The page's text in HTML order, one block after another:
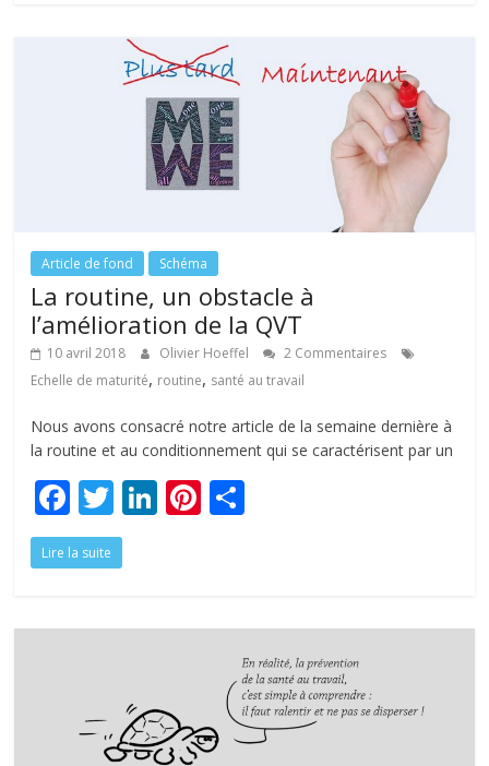
dI
n
st
Article de fond Schéma
La routine, un obstacle à
l’amélioration de la QVT
10 avril 2018 Olivier Hoeffel
2 Commentaires
Echelle de maturité, routine, santé au travail
Nous avons consacré notre article de la semaine dernière à
la routine et au conditionnement qui se caractérisent par un
F
ac
e
o
T
w
itt
Li
dI
Pi
st er
Lire la suite